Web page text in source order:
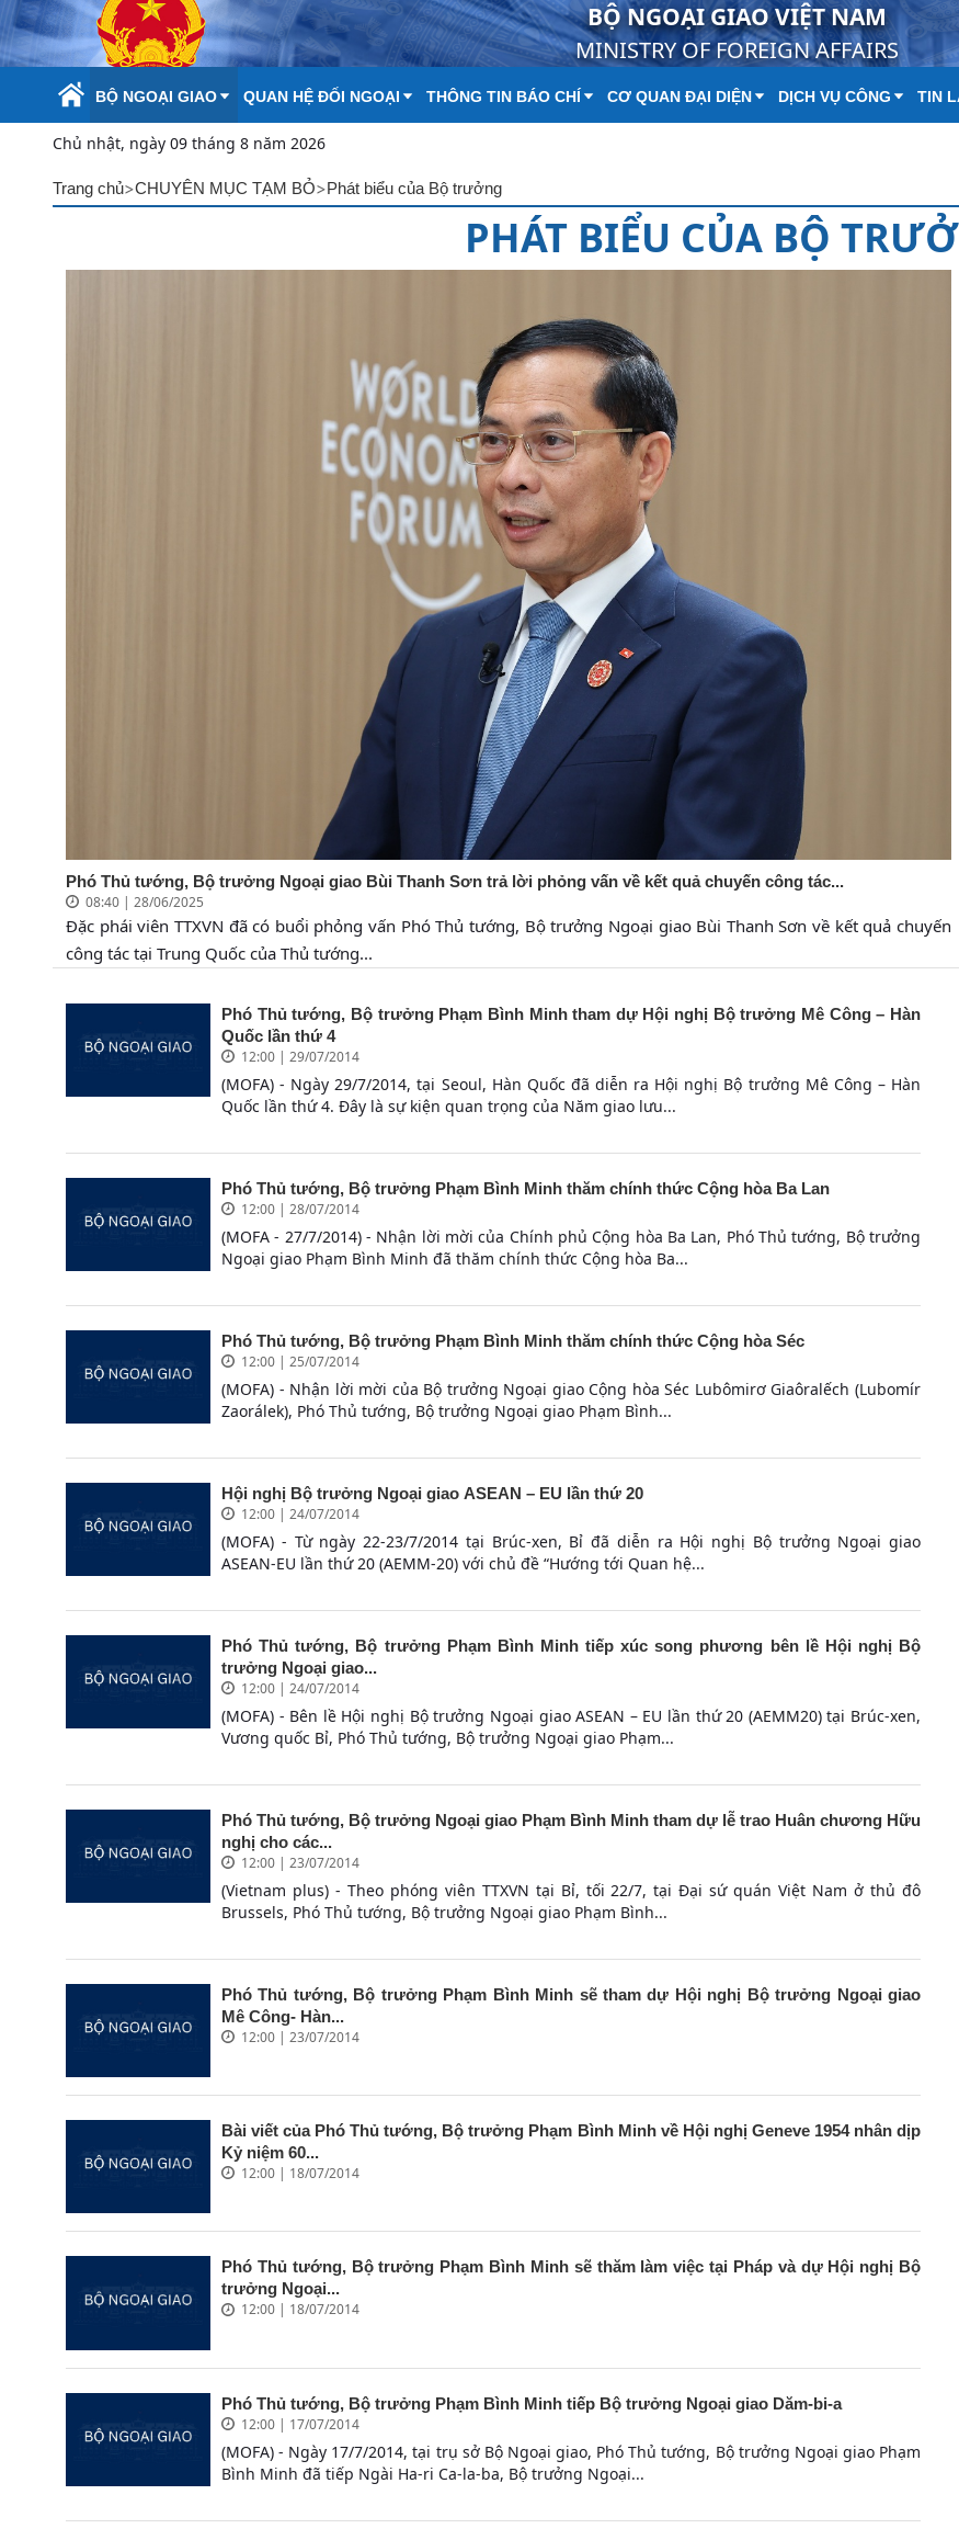
Skip to Main Content BỘ NGOẠI GIAO VIỆT NAM
MINISTRY OF FOREIGN AFFAIRS
BỘ NGOẠI GIAO QUAN HỆ ĐỐI NGOẠI THÔNG TIN BÁO CHÍ CƠ QUAN ĐẠI DIỆN DỊCH VỤ CÔNG TIN
Chủ nhật, ngày 09 tháng 8 năm 2026
Trang chủ>CHUYÊN MỤC TẠM BỎ>Phát biểu của Bộ trưởng
PHÁT BIỂU CỦA BỘ
Phó Thủ tướng, Bộ trưởng Ngoại giao Bùi Thanh Sơn trả lời phỏng vấn về kết quả chuyến công tác...
08:40 | 28/06/2025
Đặc phái viên TTXVN đã có buổi phỏng vấn Phó Thủ tướng, Bộ trưởng Ngoại giao Bùi Thanh Sơn về kết quả chuyến
công tác tại Trung Quốc của Thủ tướng...
Phó Thủ tướng, Bộ trưởng Phạm Bình Minh tham dự Hội nghị Bộ trưởng Mê Công – Hàn
Quốc lần thứ 4
12:00 | 29/07/2014
(MOFA) - Ngày 29/7/2014, tại Seoul, Hàn Quốc đã diễn ra Hội nghị Bộ trưởng Mê Công – Hàn
Quốc lần thứ 4. Đây là sự kiện quan trọng của Năm giao lưu...
Phó Thủ tướng, Bộ trưởng Phạm Bình Minh thăm chính thức Cộng hòa Ba Lan
12:00 | 28/07/2014
(MOFA - 27/7/2014) - Nhận lời mời của Chính phủ Cộng hòa Ba Lan, Phó Thủ tướng, Bộ trưởng
Ngoại giao Phạm Bình Minh đã thăm chính thức Cộng hòa Ba...
Phó Thủ tướng, Bộ trưởng Phạm Bình Minh thăm chính thức Cộng hòa Séc
12:00 | 25/07/2014
(MOFA) - Nhận lời mời của Bộ trưởng Ngoại giao Cộng hòa Séc Lubômirơ Giaôralếch (Lubomír
Zaorálek), Phó Thủ tướng, Bộ trưởng Ngoại giao Phạm Bình...
Hội nghị Bộ trưởng Ngoại giao ASEAN – EU lần thứ 20
12:00 | 24/07/2014
(MOFA) - Từ ngày 22-23/7/2014 tại Brúc-xen, Bỉ đã diễn ra Hội nghị Bộ trưởng Ngoại giao
ASEAN-EU lần thứ 20 (AEMM-20) với chủ đề “Hướng tới Quan hệ...
Phó Thủ tướng, Bộ trưởng Phạm Bình Minh tiếp xúc song phương bên lề Hội nghị Bộ
trưởng Ngoại giao...
12:00 | 24/07/2014
(MOFA) - Bên lề Hội nghị Bộ trưởng Ngoại giao ASEAN – EU lần thứ 20 (AEMM20) tại Brúc-xen,
Vương quốc Bỉ, Phó Thủ tướng, Bộ trưởng Ngoại giao Phạm...
Phó Thủ tướng, Bộ trưởng Ngoại giao Phạm Bình Minh tham dự lễ trao Huân chương Hữu
nghị cho các...
12:00 | 23/07/2014
(Vietnam plus) - Theo phóng viên TTXVN tại Bỉ, tối 22/7, tại Đại sứ quán Việt Nam ở thủ đô
Brussels, Phó Thủ tướng, Bộ trưởng Ngoại giao Phạm Bình...
Phó Thủ tướng, Bộ trưởng Phạm Bình Minh sẽ tham dự Hội nghị Bộ trưởng Ngoại giao
Mê Công- Hàn...
12:00 | 23/07/2014
Bài viết của Phó Thủ tướng, Bộ trưởng Phạm Bình Minh về Hội nghị Geneve 1954 nhân dịp
Kỷ niệm 60...
12:00 | 18/07/2014
Phó Thủ tướng, Bộ trưởng Phạm Bình Minh sẽ thăm làm việc tại Pháp và dự Hội nghị Bộ
trưởng Ngoại...
12:00 | 18/07/2014
Phó Thủ tướng, Bộ trưởng Phạm Bình Minh tiếp Bộ trưởng Ngoại giao Dăm-bi-a
12:00 | 17/07/2014
(MOFA) - Ngày 17/7/2014, tại trụ sở Bộ Ngoại giao, Phó Thủ tướng, Bộ trưởng Ngoại giao Phạm
Bình Minh đã tiếp Ngài Ha-ri Ca-la-ba, Bộ trưởng Ngoại...